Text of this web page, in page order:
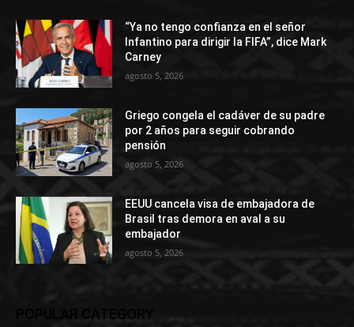
“Ya no tengo confianza en el señor
Infantino para dirigir la FIFA”, dice Mark
Carney
agosto 5, 2026
Griego congela el cadáver de su padre
por 2 años para seguir cobrando
pensión
agosto 5, 2026
EEUU cancela visa de embajadora de
Brasil tras demora en aval a su
embajador
agosto 5, 2026
POPULAR CATEGORY